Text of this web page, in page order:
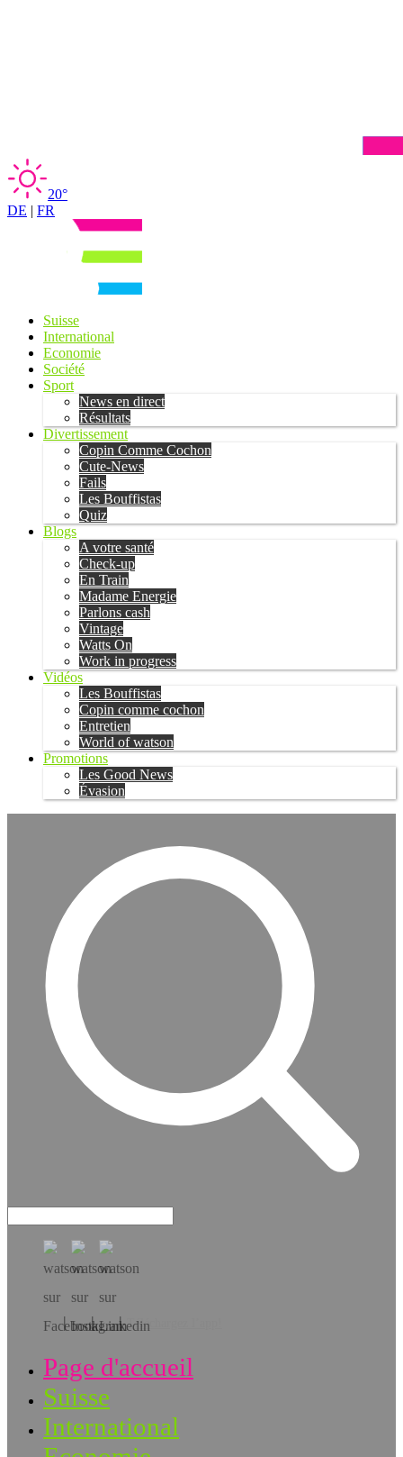
20°
DE | FR
Suisse
International
Economie
Société
Sport
News en direct
Résultats
Divertissement
Copin Comme Cochon
Cute-News
Fails
Les Bouffistas
Quiz
Blogs
A votre santé
Check-up
En Train
Madame Energie
Parlons cash
Vintage
Watts On
Work in progress
Vidéos
Les Bouffistas
Copin comme cochon
Entretien
World of watson
Promotions
Les Good News
Évasion
Téléchargez l’app!
Page d'accueil
Suisse
International